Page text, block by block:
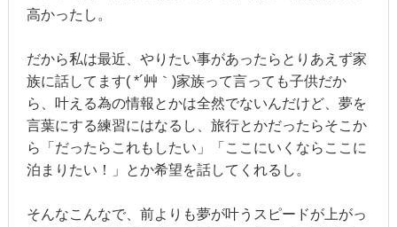
高かったし。
だから私は最近、やりたい事があったらとりあえず家
族に話してます( *´艸｀)家族って言っても子供だか
ら、叶える為の情報とかは全然でないんだけど、夢を
言葉にする練習にはなるし、旅行とかだったらそこか
ら「だったらこれもしたい」「ここにいくならここに
泊まりたい！」とか希望を話してくれるし。
そんなこんなで、前よりも夢が叶うスピードが上がっ